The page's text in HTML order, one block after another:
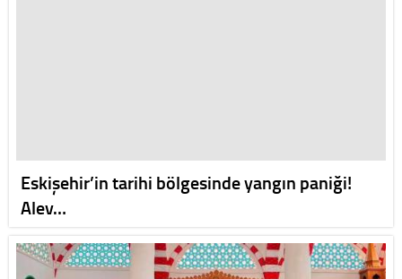
Eskişehir’in tarihi bölgesinde yangın paniği!
Alev…